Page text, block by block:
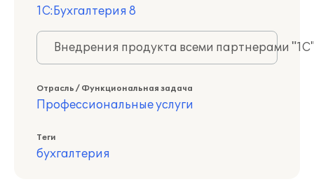
1С:Бухгалтерия 8
Внедрения продукта всеми партнерами
Отрасль / Функциональная задача
Профессиональные услуги
Теги
бухгалтерия